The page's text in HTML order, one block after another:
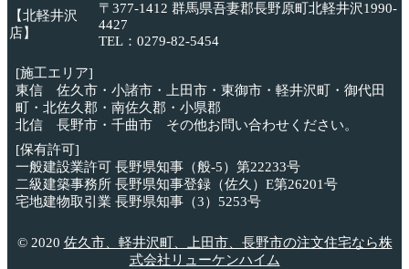
【北軽井沢
店】
〒377-1412 群馬県吾妻郡長野原町北軽井沢1990-
4427
TEL：0279-82-5454
[施工エリア]
東信 佐久市・小諸市・上田市・東御市・軽井沢町・御代田
町・北佐久郡・南佐久郡・小県郡
北信 長野市・千曲市 その他お問い合わせください。
[保有許可]
一般建設業許可 長野県知事（般-5）第22233号
二級建築事務所 長野県知事登録（佐久）E第26201号
宅地建物取引業 長野県知事（3）5253号
© 2020 佐久市、軽井沢町、上田市、長野市の注文住宅なら株
式会社リューケンハイム